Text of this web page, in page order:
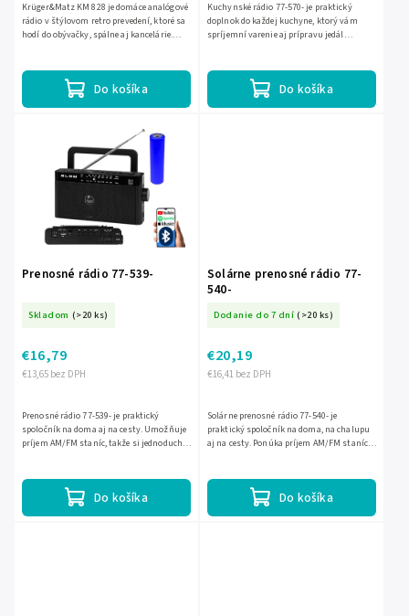
Do košíka
Krüger&Matz KM 828 je domáce analógové
rádio v štýlovom retro prevedení, ktoré sa
hodí do obývačky, spálne aj kancelárie.
Do košíka
Kuchynské rádio 77-570- je praktický
doplnok do každej kuchyne, ktorý vám
spríjemní varenie aj prípravu jedál
Prenosné rádio 77-539-
Skladom (>20 ks)
€13,65 bez DPH
€16,79
Do košíka
Prenosné rádio 77-539- je praktický
spoločník na doma aj na cesty. Umožňuje
príjem AM/FM staníc, takže si jednoducho
Solárne prenosné rádio 77-
540-
Dodanie do 7 dní (>20 ks)
€16,41 bez DPH
€20,19
Do košíka
Solárne prenosné rádio 77-540- je
praktický spoločník na doma, na chalupu
aj na cesty. Ponúka príjem AM/FM staníc,